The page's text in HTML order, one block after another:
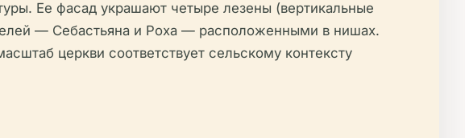
Ее фасад украшают четыре лезены (вертикальные
— Себастьяна и Роха — расположенными в нишах.
церкви соответствует сельскому контексту